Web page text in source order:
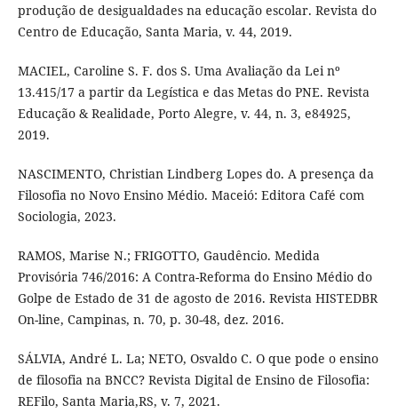
produção de desigualdades na educação escolar. Revista do
Centro de Educação, Santa Maria, v. 44, 2019.
MACIEL, Caroline S. F. dos S. Uma Avaliação da Lei nº
13.415/17 a partir da Legística e das Metas do PNE. Revista
Educação & Realidade, Porto Alegre, v. 44, n. 3, e84925,
2019.
NASCIMENTO, Christian Lindberg Lopes do. A presença da
Filosofia no Novo Ensino Médio. Maceió: Editora Café com
Sociologia, 2023.
RAMOS, Marise N.; FRIGOTTO, Gaudêncio. Medida
Provisória 746/2016: A Contra-Reforma do Ensino Médio do
Golpe de Estado de 31 de agosto de 2016. Revista HISTEDBR
On-line, Campinas, n. 70, p. 30-48, dez. 2016.
SÁLVIA, André L. La; NETO, Osvaldo C. O que pode o ensino
de filosofia na BNCC? Revista Digital de Ensino de Filosofia:
REFilo, Santa Maria,RS, v. 7, 2021.